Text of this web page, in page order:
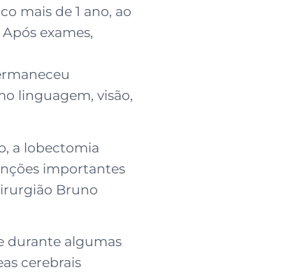
mais de 1 ano, ao
exames,
linguagem, visão,
a lobectomia
importantes
Bruno
durante algumas
cerebrais